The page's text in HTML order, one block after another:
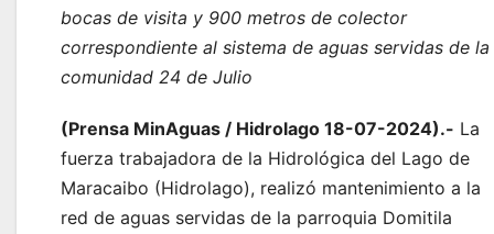
bocas de visita y 900 metros de colector
correspondiente al sistema de aguas servidas de la
comunidad 24 de Julio
(Prensa MinAguas / Hidrolago 18-07-2024).- La
fuerza trabajadora de la Hidrológica del Lago de
Maracaibo (Hidrolago), realizó mantenimiento a la
red de aguas servidas de la parroquia Domitila